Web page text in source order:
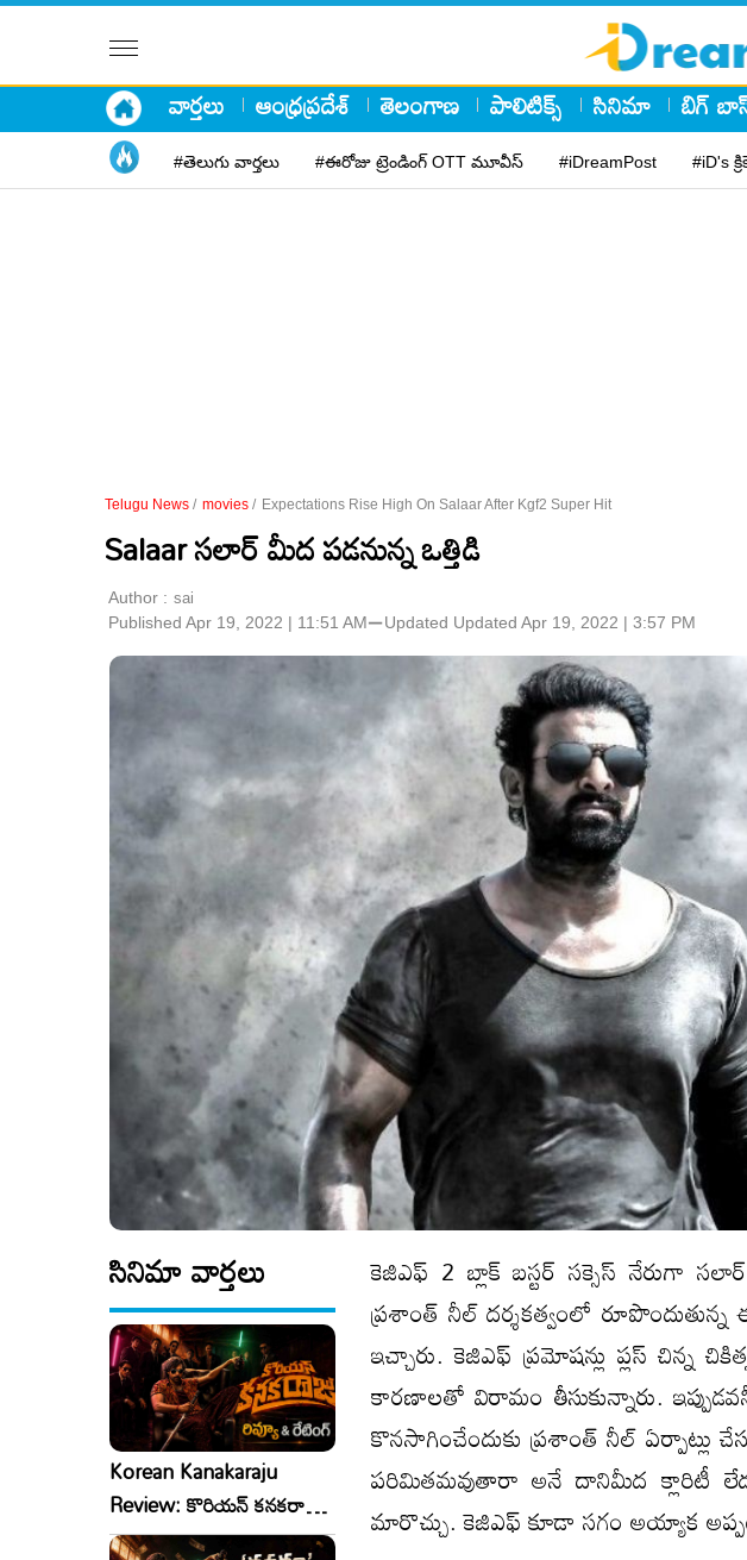
వార్తలు ఆంధ్రప్రదేశ్ తెలంగాణ పాలిటిక్స్ సినిమా బిగ్
#తెలుగు వార్తలు #ఈరోజు ట్రెండింగ్ OTT మూవీస్ #iDreamPost #iD's
Telugu News / movies / Expectations Rise High On Salaar After Kgf2 Super Hit
Salaar సలార్ మీద పడనున్న ఒత్తిడి
Author : sai
Published Apr 19, 2022 | 11:51 AM⚊Updated Updated Apr 19, 2022 | 3:57 PM
సినిమా వార్తలు
Korean Kanakaraju
Review: కొరియన్ కనకరాజు
రివ్యూ & రేటింగ్!
కెజిఎఫ్ 2 బ్లాక్ బస్టర్ సక్సెస్ నేరుగా
ప్రశాంత్ నీల్ దర్శకత్వంలో
ఇచ్చారు. కెజిఎఫ్ ప్రమోషన్లు ప్లస్ చిన్న
కారణాలతో విరామం తీసుకున్నారు.
కొనసాగించేందుకు ప్రశాంత్ నీల్ ఏర్పాట్లు
పరిమితమవుతారా అనే దానిమీద క్లారిటీ
మారొచ్చు. కెజిఎఫ్ కూడా సగం అయ్యాక